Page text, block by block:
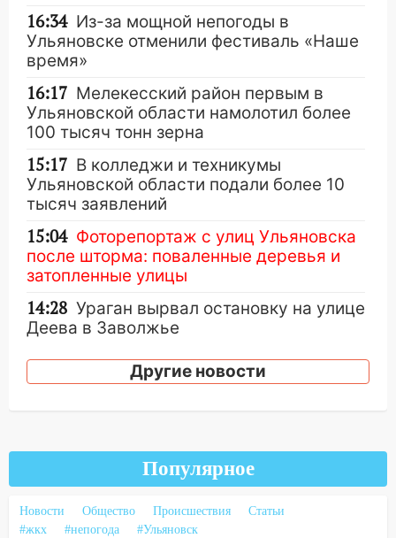
16:34 Из-за мощной непогоды в
Ульяновске отменили фестиваль «Наше
время»
16:17 Мелекесский район первым в
Ульяновской области намолотил более
100 тысяч тонн зерна
15:17 В колледжи и техникумы
Ульяновской области подали более 10
тысяч заявлений
15:04 Фоторепортаж с улиц Ульяновска
после шторма: поваленные деревья и
затопленные улицы
14:28 Ураган вырвал остановку на улице
Деева в Заволжье
14:26 Жители Ульяновска сами
пытаются расчистить ливнёвки, не
на улице Любови Шевцовой рухнул
14:14
Студента из Ульяновска обманули
мошенники под видом преподавателя
Другие новости
Популярное
Новости Общество Происшествия
Статьи
#жкх
#непогода #Ульяновск